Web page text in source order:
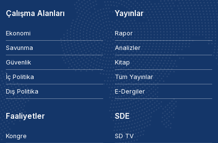
Çalışma Alanları
Ekonomi
Savunma
Güvenlik
İç Politika
Dış Politika
Yayınlar
Rapor
Analizler
Kitap
Tüm Yayınlar
E-Dergiler
Faaliyetler
Kongre
SDE
SD TV